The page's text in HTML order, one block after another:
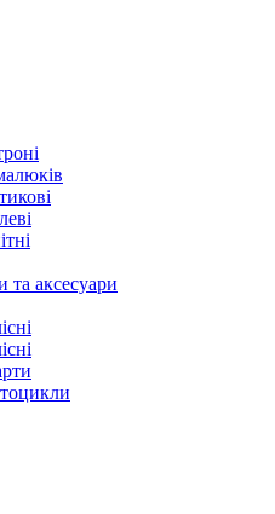
та аксесуари